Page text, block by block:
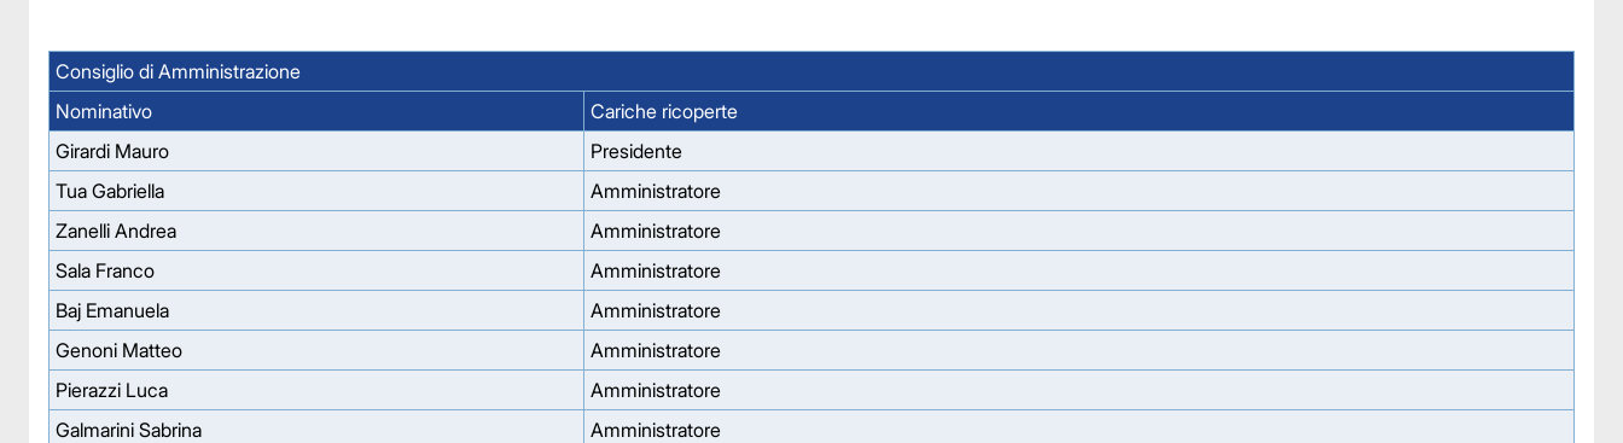
Consiglio di Amministrazione
Nominativo
Cariche ricoperte
Girardi Mauro
Presidente
Tua Gabriella
Amministratore
Zanelli Andrea
Amministratore
Sala Franco
Amministratore
Baj Emanuela
Amministratore
Genoni Matteo
Amministratore
Pierazzi Luca
Amministratore
Galmarini Sabrina
Amministratore